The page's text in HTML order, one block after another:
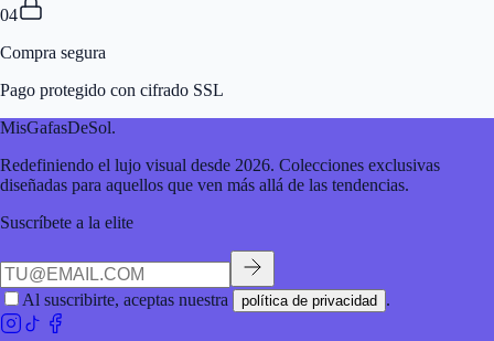
04
Compra segura
Pago protegido con cifrado SSL
MisGafasDeSol.
Redefiniendo el lujo visual desde 2026. Colecciones exclusivas
diseñadas para aquellos que ven más allá de las tendencias.
Suscríbete a la elite
Al suscribirte, aceptas nuestra política de privacidad .